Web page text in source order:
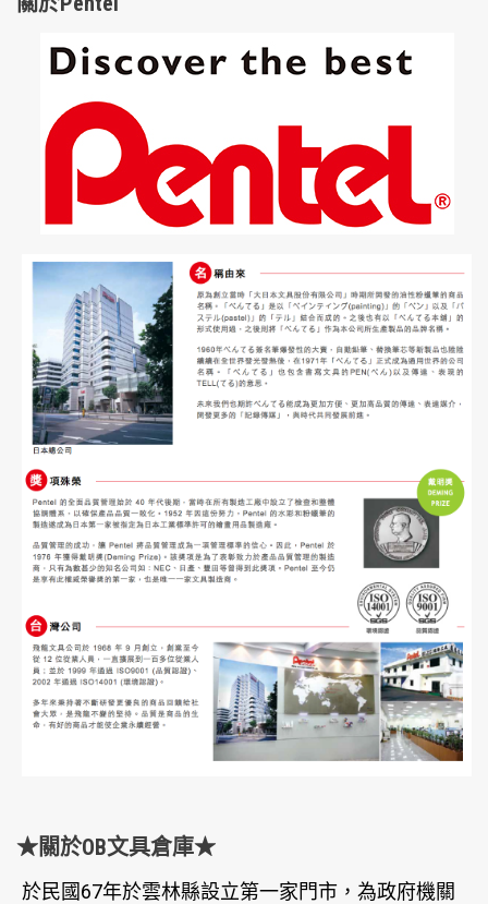
★關於OB文具倉庫★
於民國67年於雲林縣設立第一家門市，為政府機關